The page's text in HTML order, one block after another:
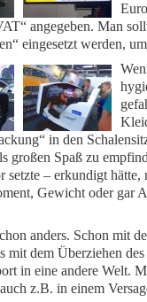
angegeben. Man
eingesetzt werden,
in den
großen Spaß zu
setzte – erkundigt
Gewicht oder gar
anders. Schon mit
mit dem Überziehen
in eine andere Welt.
z.B. in einem